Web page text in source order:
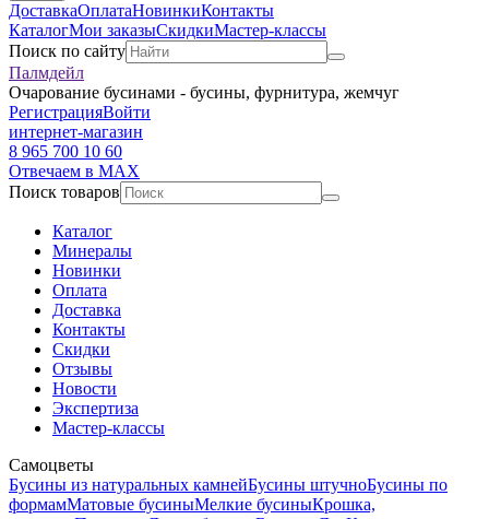
ДоставкаОплатаНовинкиКонтакты
КаталогМои заказыСкидкиМастер-классы
Поиск по сайту
Палмдейл
Очарование бусинами - бусины, фурнитура, жемчуг
РегистрацияВойти
интернет-магазин
8 965 700 10 60
Отвечаем в MAX
Поиск товаров
Каталог
Минералы
Новинки
Оплата
Доставка
Контакты
Скидки
Отзывы
Новости
Экспертиза
Мастер-классы
Самоцветы
Бусины из натуральных камнейБусины штучноБусины по
формамМатовые бусиныМелкие бусиныКрошка,